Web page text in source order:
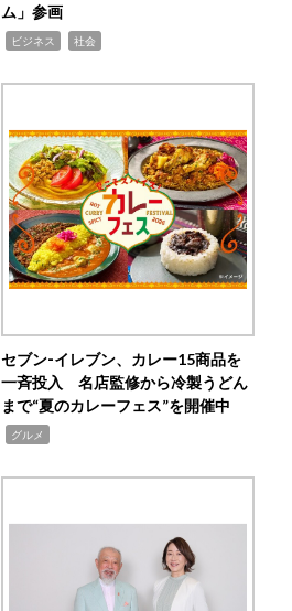
ム」参画
ビジネス 社会
セブン‐イレブン、カレー15商品を
一斉投入 名店監修から冷製うどん
まで“夏のカレーフェス”を開催中
グルメ